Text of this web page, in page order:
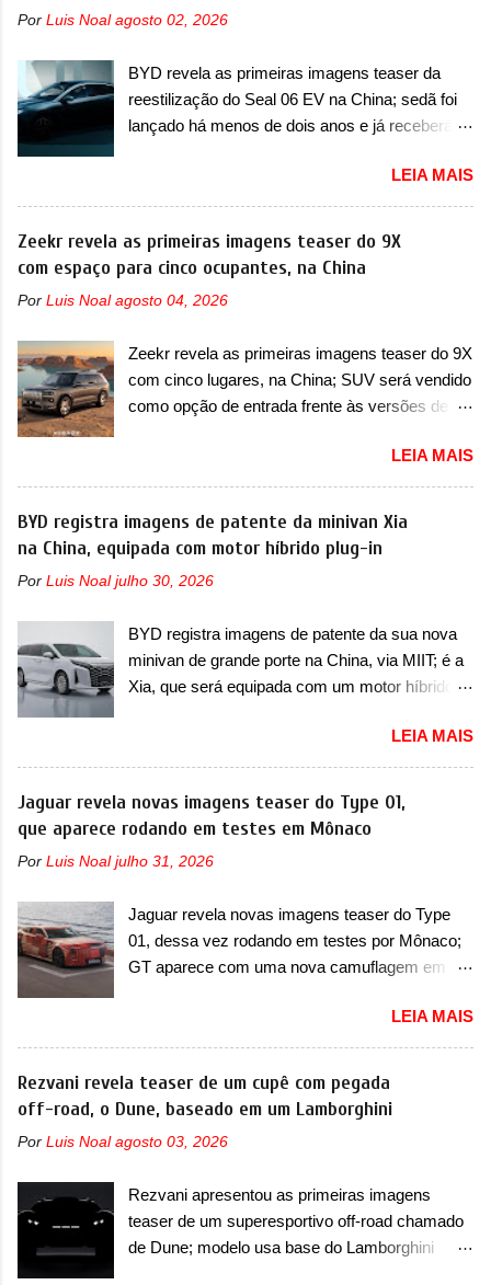
uma sobrecarga do microprocessador do
poderá causar a perda de força motriz,
requerendo a atualização do software do
modulo de...
motor 1.0 12v Turbo Flex, conhecido como
Strada soube ser mutável com avanços
importantes que a concorrência nunca
conseguiu acompanhar e agora ela abre uma
T200, que estreou nos irmãos Pulse e
Fastback. "A Fiat Strada é mais do que uma
picape, é uma verdadeira revolução no
mercado automotivo. Há alguns anos era
improvável pensar que uma picape chagaria ao
Strada fez. Mais do que isso: ela é a prova viva
que time que está ganhando se mexe sim. Ao
longo da sua história, ela...
Por Luis Noal agosto 02, 2026
BYD revela as primeiras imagens teaser da
reestilização do Seal 06 EV na China; sedã foi
lançado há menos de dois anos e já receberá a
primeiras imagens teaser de uma mudança
visual para um dos seus menores sedãs
elétricos na China, pertencente à linha Ocean.
Trata-se do Seal 06 EV, lançado no segundo
semestre de 2025. Sim, há menos de um ano.
O modelo agora passará a ser vendido com
que vão atualizá-los para a identidade visual
mais moderna da marca, mas ainda sem
motivos para que essa mudança já seja tão
nada os primeiros consumidores). Pelas
imagens teaser, se percebe que o sedã contará
com um novo para-choque na dianteira. Ele
passa a trazer um vinco horizontal mais
destacado que atravessa toda a dianteira do
faróis. Ele ainda possui um espaço para a placa
novo abaixo do vinco e uma nova entrada de ar
inferio...
LEIA MAIS
Zeekr revela as primeiras imagens teaser do 9X
com espaço para cinco ocupantes, na China
Por Luis Noal agosto 04, 2026
Zeekr revela as primeiras imagens teaser do 9X
com cinco lugares, na China; SUV será vendido
como opção de entrada frente às versões de
uma configuração mais simples para os
interessados no 9X, na China. O SUV topo de
linha da marca poderá ser vendido com uma
opção de cinco lugares, que ficará posicionada
abaixo da configuração de lançamento do SUV,
de seis lugares, dispostos em três filas de
será vendido com uma configuração padrão, de
cinco lugares (2+3), que entrou em regime de
pré-venda na China, indicando seu lançamento
primeiras imagens do interior com a nova
configuração. A principal mudança fica por
conta da segunda fila de bancos, que perde as
poltronas individuais por bancos mais
convencionais, de três lugares. Ao mesmo
pode reclinar e nele existe dois espaços de
recarga por indução para smartphones...
LEIA MAIS
BYD registra imagens de patente da minivan Xia
na China, equipada com motor híbrido plug-in
Por Luis Noal julho 30, 2026
BYD registra imagens de patente da sua nova
minivan de grande porte na China, via MIIT; é a
Xia, que será equipada com um motor híbrido
de patente de uma nova minivan, na China.
Registradas no Ministério da Indústria e
Tecnologia da Informação, o MIIT, a BYD Xia é
uma nova minivan que a marca chinesa
além da minivan conhecida como Song Max.
(PHEV), a nova minivan vai colocar a marca
para concorrer com uma série de outras
minivans de porte similar, visto que por lá o
várias opções). Em termos de design, a Xia se
destaca por trazer uma dianteira com faróis
retangulares e inclinados. Os faróis possuem
projetores em LED e uma parte superior com
luzes diurnas (DRL) em LED na parte superior
por meio de uma barra em LED que passa
abaixo da barra prateada que aparece na parte
sup...
LEIA MAIS
Jaguar revela novas imagens teaser do Type 01,
que aparece rodando em testes em Mônaco
Por Luis Noal julho 31, 2026
Jaguar revela novas imagens teaser do Type
01, dessa vez rodando em testes por Mônaco;
GT aparece com uma nova camuflagem em
imagens teaser do Type 01 em testes pelas
ruas de Mônaco. O modelo continua rodando
em testes e chegou no principado para o E-Prix
de Fórmula E, como apoio a equipe da Jaguar
na competição. O elétrico aproveitou para
passar por uma série de localidades da cidade-
Cassino e La Rascasse. Para ir a Mônaco, a
marca inglesa apresentou uma nova
camuflagem ao elétrico que representa uma
LEIA MAIS
Rezvani revela teaser de um cupê com pegada
off-road, o Dune, baseado em um Lamborghini
Por Luis Noal agosto 03, 2026
Rezvani apresentou as primeiras imagens
teaser de um superesportivo off-road chamado
de Dune; modelo usa base do Lamborghini